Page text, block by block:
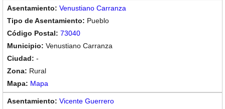
Venustiano Carranza
Pueblo
73040
Venustiano Carranza
-
Rural
Mapa
Vicente Guerrero